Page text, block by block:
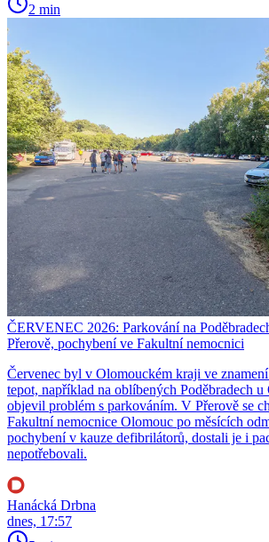
2 min
ČERVENEC 2026: Parkování na
Přerově, pochybení ve Fakultní nemocnici
Červenec byl v Olomouckém kraji ve
tepot, například na oblíbených Poděbradech u
objevil problém s parkováním. V Přerově se
Fakultní nemocnice Olomouc po měsících
pochybení v kauze defibrilátorů, dostali je i
nepotřebovali.
Hanácká Drbna
dnes, 17:57